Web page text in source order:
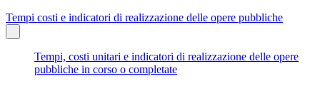
Tempi costi e indicatori di realizzazione delle opere pubbliche
Tempi, costi unitari e indicatori di realizzazione delle opere
pubbliche in corso o completate